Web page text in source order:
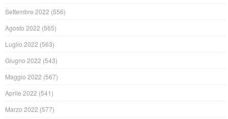
Settembre 2022 (556)
Agosto 2022 (565)
Luglio 2022 (563)
Giugno 2022 (543)
Maggio 2022 (567)
Aprile 2022 (541)
Marzo 2022 (577)